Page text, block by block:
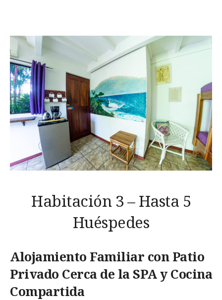
Habitación 3 – Hasta 5
Huéspedes
Alojamiento Familiar con Patio
Privado Cerca de la SPA y Cocina
Compartida